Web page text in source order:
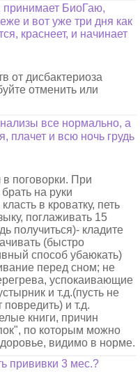
принимает БиоГаю,
и вот уже три дня как
краснеет, и начинает
от дисбактериоза
отменить или
все нормально, а
плачет и всю ночь грудь
поговорки. При
на руки
в кроватку, петь
поглаживать 15
получиться)- кладите
(быстро
способ убаюкать)
перед сном; не
успокаивающие
и т.д.(пусть не
повредить) и т.д.
книги, причин
по которым можно
видимо в норме.
прививки 3 мес.?